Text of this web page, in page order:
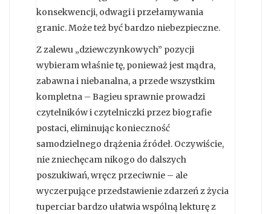
konsekwencji, odwagi i przełamywania
granic. Może też być bardzo niebezpieczne.
Z zalewu „dziewczynkowych” pozycji
wybieram właśnie tę, ponieważ jest mądra,
zabawna i niebanalna, a przede wszystkim
kompletna – Bagieu sprawnie prowadzi
czytelników i czytelniczki przez biografie
postaci, eliminując konieczność
samodzielnego drążenia źródeł. Oczywiście,
nie zniechęcam nikogo do dalszych
poszukiwań, wręcz przeciwnie – ale
wyczerpujące przedstawienie zdarzeń z życia
tuperciar bardzo ułatwia wspólną lekturę z